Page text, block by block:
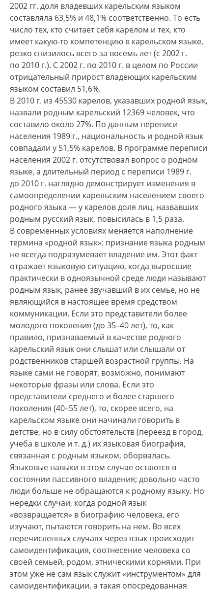
2002 гг. доля владевших карельским языком
составляла 63,5% и 48,1% соответственно. То есть
число тех, кто считает себя карелом и тех, кто
имеет какую-то компетенцию в карельском языке,
резко снизилось всего за восемь лет (с 2002 г.
по 2010 г.). С 2002 г. по 2010 г. в целом по России
отрицательный прирост владеющих карельским
языком составил 51,6%.
В 2010 г. из 45530 карелов, указавших родной язык,
назвали родным карельский 12369 человек, что
составило около 27%. По данным переписи
населения 1989 г., национальность и родной язык
совпадали у 51,5% карелов. В программе переписи
населения 2002 г. отсутствовал вопрос о родном
языке, а длительный период с переписи 1989 г.
до 2010 г. наглядно демонстрирует изменения в
самоопределении карельским населением своего
родного языка — у карелов доля лиц, назвавших
родным русский язык, повысилась в 1,5 раза.
В современных условиях меняется наполнение
термина «родной язык»: признание языка родным
не всегда подразумевает владение им. Этот факт
отражает языковую ситуацию, когда выросшие
практически в одноязычной среде люди называют
родным язык, ранее звучавший в их семье, но не
являющийся в настоящее время средством
коммуникации. Если это представители более
молодого поколения (до 35–40 лет), то, как
правило, признаваемый в качестве родного
карельский язык они слышат или слышали от
родственников старшей возрастной группы. На
языке сами не говорят, возможно, понимают
некоторые фразы или слова. Если это
представители среднего и более старшего
поколения (40–55 лет), то, скорее всего, на
карельском языке они начинали говорить в
детстве, но в силу обстоятельств (переезд в город,
учеба в школе и т. д.) их языковая биография,
связанная с родным языком, оборвалась.
Языковые навыки в этом случае остаются в
состоянии пассивного владения; довольно часто
люди больше не обращаются к родному языку. Но
нередки случаи, когда родной язык
«возвращается» в биографию человека, его
изучают, пытаются говорить на нем. Во всех
перечисленных случаях через язык происходит
самоидентификация, соотнесение человека со
своей семьей, родом, этническими корнями. При
этом уже не сам язык служит «инструментом» для
самоидентификации, а такая опосредованная